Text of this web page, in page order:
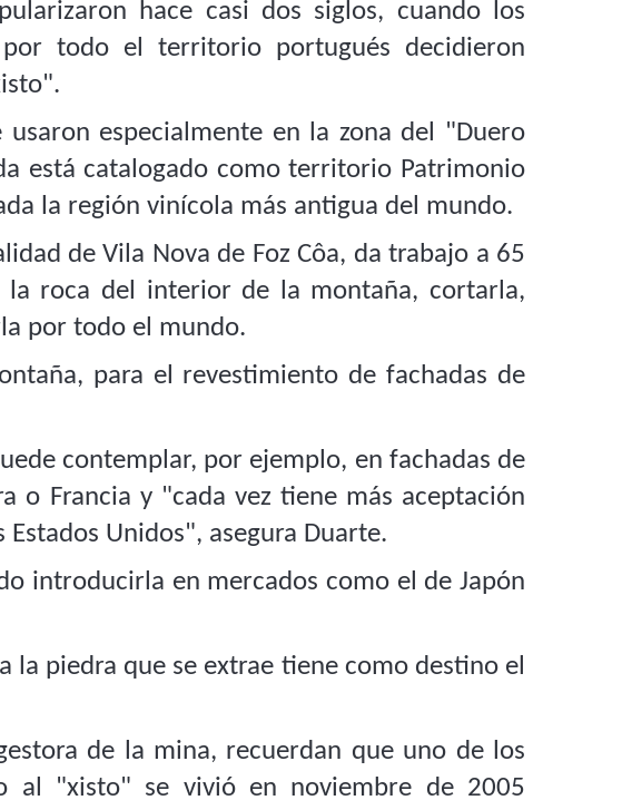
hace casi dos siglos, cuando los
todo el territorio portugués decidieron
especialmente en la zona del "Duero
está catalogado como territorio Patrimonio
la región vinícola más antigua del mundo.
de Vila Nova de Foz Côa, da trabajo a 65
la roca del interior de la montaña, cortarla,
por todo el mundo.
para el revestimiento de fachadas de
contemplar, por ejemplo, en fachadas de
o Francia y "cada vez tiene más aceptación
Unidos", asegura Duarte.
introducirla en mercados como el de Japón
la piedra que se extrae tiene como destino el
de la mina, recuerdan que uno de los
al "xisto" se vivió en noviembre de 2005